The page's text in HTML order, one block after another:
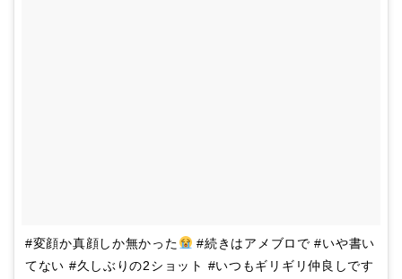
#変顔か真顔しか無かった
#続きはアメブロで #いや書い
てない #久しぶりの2ショット #いつもギリギリ仲良しです